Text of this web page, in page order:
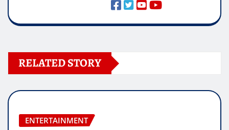
RELATED STORY
ENTERTAINMENT